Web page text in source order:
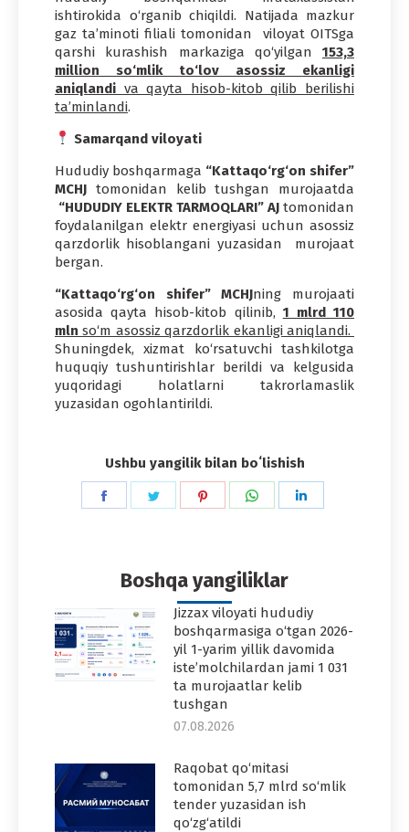
ishtirokida o‘rganib chiqildi. Natijada mazkur
gaz ta’minoti filiali tomonidan viloyat OITSga
qarshi kurashish markaziga qo‘yilgan 153,3
million so‘mlik to‘lov asossiz ekanligi
aniqlandi va qayta hisob-kitob qilib berilishi
ta’minlandi.
Samarqand viloyati
Hududiy boshqarmaga “Kattaqo‘rg‘on shifer”
MCHJ tomonidan kelib tushgan murojaatda
“HUDUDIY ELEKTR TARMOQLARI” AJ tomonidan
foydalanilgan elektr energiyasi uchun asossiz
qarzdorlik hisoblangani yuzasidan murojaat
bergan.
“Kattaqo‘rg‘on shifer” MCHJning murojaati
asosida qayta hisob-kitob qilinib, 1 mlrd 110
mln so‘m asossiz qarzdorlik ekanligi aniqlandi.
Shuningdek, xizmat ko‘rsatuvchi tashkilotga
huquqiy tushuntirishlar berildi va kelgusida
yuqoridagi holatlarni takrorlamaslik
yuzasidan ogohlantirildi.
Ushbu yangilik bilan boʻlishish
Share
Share
Share
Share
Boshqa yangiliklar
Jizzax viloyati hududiy
boshqarmasiga o‘tgan 2026-
yil 1-yarim yillik davomida
iste’molchilardan jami 1 031
ta murojaatlar kelib
tushgan
07.08.2026
Raqobat qo‘mitasi
tomonidan 5,7 mlrd so‘mlik
tender yuzasidan ish
qo‘zg‘atildi